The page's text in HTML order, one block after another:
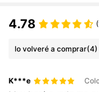
4.78
lo volveré a comprar(4)
K***e